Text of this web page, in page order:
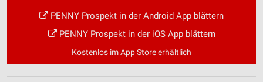
PENNY Prospekt in der Android App blättern
PENNY Prospekt in der iOS App blättern
Kostenlos im App Store erhältlich